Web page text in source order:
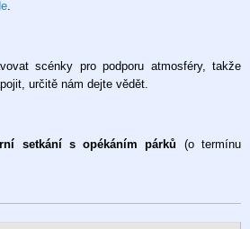
scénky pro podporu atmosféry, takže
určitě nám dejte vědět.
setkání s opékáním párků (o termínu